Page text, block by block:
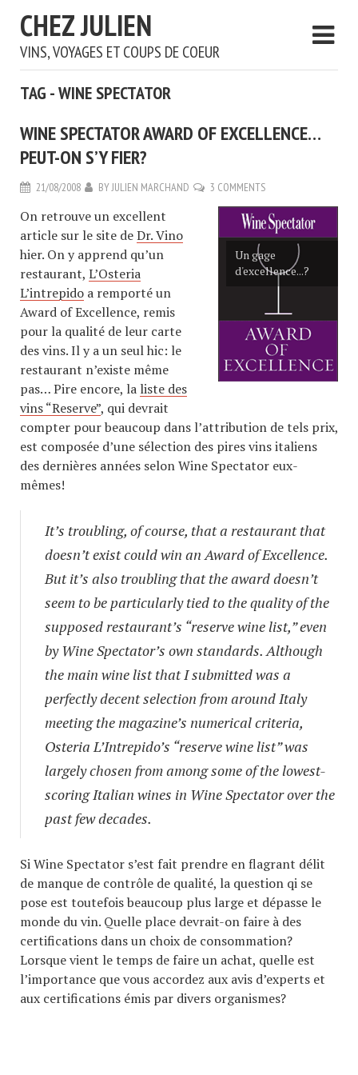
CHEZ JULIEN
VINS, VOYAGES ET COUPS DE COEUR
TAG - WINE SPECTATOR
WINE SPECTATOR AWARD OF EXCELLENCE…
PEUT-ON S’Y FIER?
21/08/2008 BYJULIEN MARCHAND 3 COMMENTS
Un gage
d'excellence...?
On retrouve un excellent
article sur le site deDr. Vino
hier. On y apprend qu’un
restaurant, L’Osteria
L’intrepido a remporté un
Award of Excellence, remis
pour la qualité de leur carte
des vins. Il y a un seul hic: le
restaurant n’existe même
pas… Pire encore, la liste des
vins “Reserve”, qui devrait
compter pour beaucoup dans l’attribution de tels prix,
est composée d’une sélection des pires vins italiens
des dernières années selon Wine Spectator eux-
mêmes!
It’s troubling, of course, that a restaurant that
doesn’t exist could win an Award of Excellence.
But it’s also troubling that the award doesn’t
seem to be particularly tied to the quality of the
supposed restaurant’s “reserve wine list,” even
by Wine Spectator’s own standards. Although
the main wine list that I submitted was a
perfectly decent selection from around Italy
meeting the magazine’s numerical criteria,
Osteria L’Intrepido’s “reserve wine list” was
largely chosen from among some of the lowest-
scoring Italian wines in Wine Spectator over the
past few decades.
Si Wine Spectator s’est fait prendre en flagrant délit
de manque de contrôle de qualité, la question qi se
pose est toutefois beaucoup plus large et dépasse le
monde du vin. Quelle place devrait-on faire à des
certifications dans un choix de consommation?
Lorsque vient le temps de faire un achat, quelle est
l’importance que vous accordez aux avis d’experts et
aux certifications émis par divers organismes?